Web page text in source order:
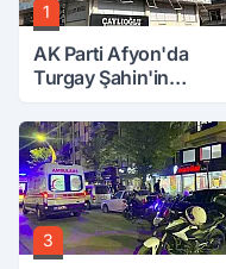
1
AK Parti Afyon'da
Turgay Şahin'in
3